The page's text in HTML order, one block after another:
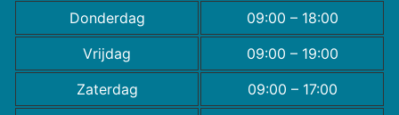
Donderdag
09:00 – 18:00
Vrijdag
09:00 – 19:00
Zaterdag
09:00 – 17:00